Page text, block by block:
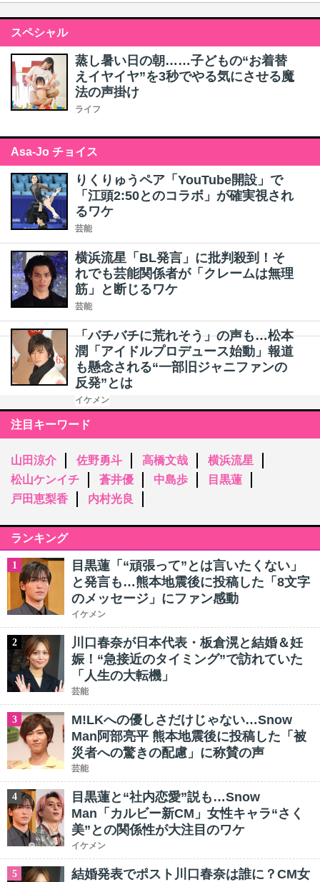
スペシャル
蒸し暑い日の朝……子どもの“お着替
えイヤイヤ”を3秒でやる気にさせる魔
法の声掛け
ライフ
Asa-Jo チョイス
りくりゅうペア「YouTube開設」で
「江頭2:50とのコラボ」が確実視され
るワケ
芸能
横浜流星「BL発言」に批判殺到！そ
れでも芸能関係者が「クレームは無理
筋」と断じるワケ
芸能
「バチバチに荒れそう」の声も…松本
潤「アイドルプロデュース始動」報道
も懸念される“一部旧ジャニファンの
反発”とは
イケメン
注目キーワード
山田涼介 佐野勇斗 高橋文哉
横浜流星
松山ケンイチ
蒼井優 中島歩
目黒蓮
戸田恵梨香
内村光良
ランキング
1
目黒蓮「“頑張って”とは言いたくない」
と発言も…熊本地震後に投稿した「8文字
のメッセージ」にファン感動
イケメン
2
川口春奈が日本代表・板倉滉と結婚＆妊
娠！“急接近のタイミング”で訪れていた
「人生の大転機」
芸能
3
M!LKへの優しさだけじゃない…Snow
Man阿部亮平 熊本地震後に投稿した「被
災者への驚きの配慮」に称賛の声
芸能
4
目黒蓮と“社内恋愛”説も…Snow
Man「カルビー新CM」女性キャラ“さく
美”との関係性が大注目のワケ
イケメン
5 結婚発表でポスト川口春奈は誰に？CM女